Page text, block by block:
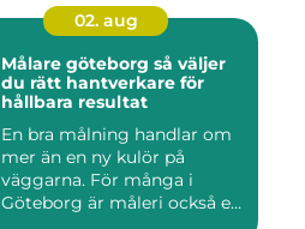
02. aug
Målare göteborg så väljer
du rätt hantverkare för
hållbara resultat
En bra målning handlar om
mer än en ny kulör på
väggarna. För många i
Göteborg är måleri också ett